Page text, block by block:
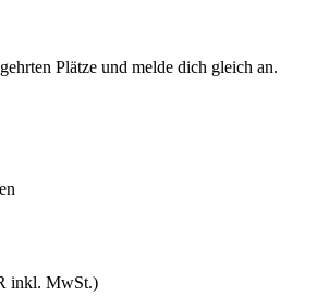
Plätze und melde dich gleich an.
inkl. MwSt.)